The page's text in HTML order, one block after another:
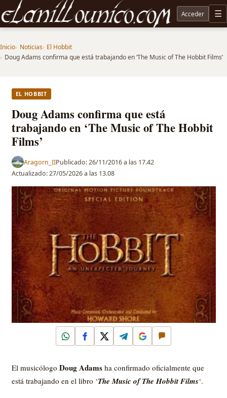
Noticias sobre Tolkien: El Señor de los Anillos, Los Anillos de Poder, La Caza de Gollum, la
Acceder
Inicio Noticias El Hobbit
Doug Adams confirma que está trabajando en ‘The Music of The Hobbit Films’
EL HOBBIT
Doug Adams confirma que está
trabajando en ‘The Music of The Hobbit
Films’
Aragorn_IIPublicado:26/11/2016 a las 17.42
Actualizado:27/05/2026 a las 13.08
WhatsAppFacebook
X TelegramGoogleComentar
El musicólogo Doug Adamsha confirmado oficialmente que
está trabajando en el libro ‘The Music of The Hobbit Films‘.